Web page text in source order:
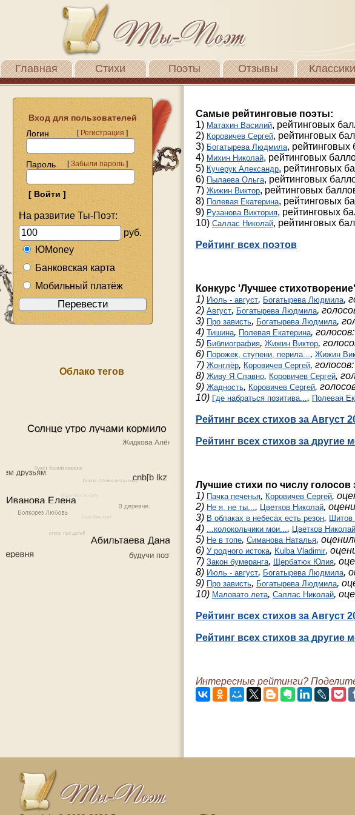
Главная Стихи Поэты Отзывы Классики
Вход для пользователей
Логин
[Регистрация]
Пароль [Забыли пароль]
На развитие Ты-Поэт:
руб.
ЮMoney
Банковская карта
Мобильный платёж
Облако тегов
Самые рейтинговые поэты:
1) Матахин Василий, рейтинговых
2) Коровичев Сергей, рейтинговых
3) Богатырева Людмила, рейтинговых
4) Михин Николай, рейтинговых
5) Кучерук Александр, рейтинговых
6) Пылаева Ольга, рейтинговых
7) Жижин Виктор, рейтинговых
8) Полевая Екатерина, рейтинговых
9) Рузанова Виктория, рейтинговых
10) Саллас Николай, рейтинговых
Рейтинг всех поэтов
Конкурс 'Лучшее
1) Июль - август, Богатырева Людмила,
2) Август, Богатырева Людмила,
3) Про зависть, Богатырева Людмила,
4) Тишина, Полевая Екатерина,
5) Библиография, Жижин Виктор,
6) Порожек, ступени, перила..., Жижин
7) Жонглёр, Коровичев Сергей,
8) Живу Я Славно, Коровичев Сергей,
9) Жадность, Коровичев Сергей,
10) Где набраться позитива..., Полевая
Рейтинг всех стихов за Август
Рейтинг всех стихов за другие
Лучшие стихи по числу голосов
1) Пачка печенья, Коровичев Сергей,
2) Не я, не ты..., Цветков Николай,
3) В облаках в небесах есть резон, Шитов
4) ...колокольчики мои..., Цветков Николай
5) Не в топе, Симанова Наталья,
6) У родного истока, Kulba Vladimir,
7) Закон бумеранга, Щербатюк Юлия,
8) Июль - август, Богатырева Людмила,
9) Про зависть, Богатырева Людмила,
10) Маловато лета, Саллас Николай,
Рейтинг всех стихов за Август
Рейтинг всех стихов за другие
Интересные рейтинги?